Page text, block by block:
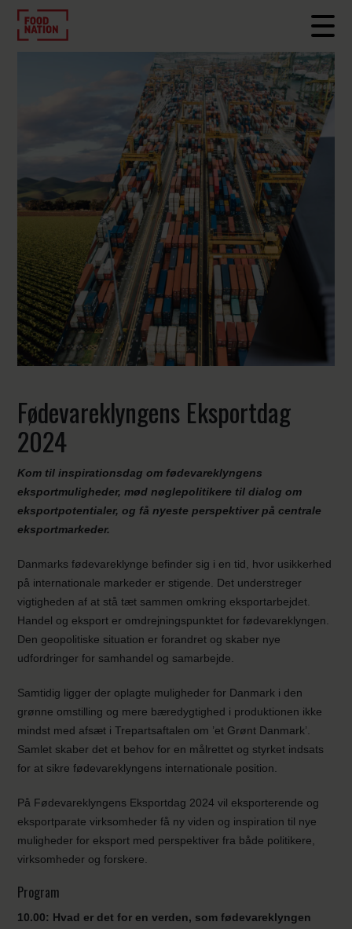
Fødevareklyngens Eksportdag
2024
Kom til inspirationsdag om fødevareklyngens
eksportmuligheder, mød nøglepolitikere til dialog om
eksportpotentialer, og få nyeste perspektiver på centrale
eksportmarkeder.
Danmarks fødevareklynge befinder sig i en tid, hvor usikkerhed
på internationale markeder er stigende. Det understreger
vigtigheden af at stå tæt sammen omkring eksportarbejdet.
Handel og eksport er omdrejningspunktet for fødevareklyngen.
Den geopolitiske situation er forandret og skaber nye
udfordringer for samhandel og samarbejde.
Samtidig ligger der oplagte muligheder for Danmark i den
grønne omstilling og mere bæredygtighed i produktionen ikke
mindst med afsæt i Trepartsaftalen om ’et Grønt Danmark’.
Samlet skaber det et behov for en målrettet og styrket indsats
for at sikre fødevareklyngens internationale position.
På Fødevareklyngens Eksportdag 2024 vil eksporterende og
eksportparate virksomheder få ny viden og inspiration til nye
muligheder for eksport med perspektiver fra både politikere,
virksomheder og forskere.
Program
10.00: Hvad er det for en verden, som fødevareklyngen